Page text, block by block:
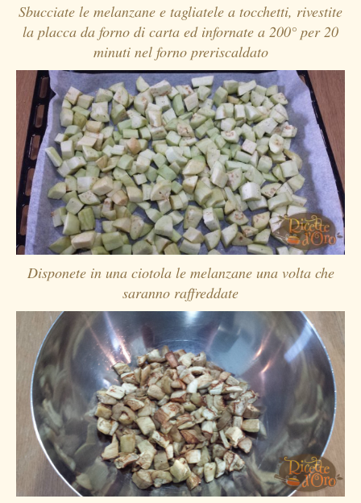
Sbucciate le melanzane e tagliatele a tocchetti, rivestite
la placca da forno di carta ed infornate a 200° per 20
minuti nel forno preriscaldato
Disponete in una ciotola le melanzane una volta che
saranno raffreddate